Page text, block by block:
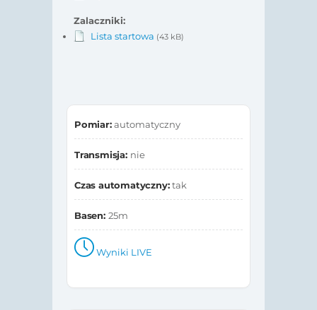
Zalaczniki:
Lista startowa (43 kB)
Pomiar:automatyczny
Transmisja: nie
Czas automatyczny:tak
Basen: 25m
Wyniki LIVE